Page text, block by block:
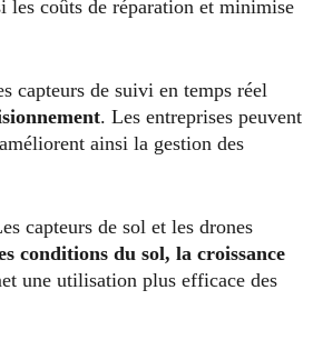
les coûts de réparation et minimise
capteurs de suivi en temps réel
. Les entreprises peuvent
ainsi la gestion des
capteurs de sol et les drones
conditions du sol, la croissance
une utilisation plus efficace des